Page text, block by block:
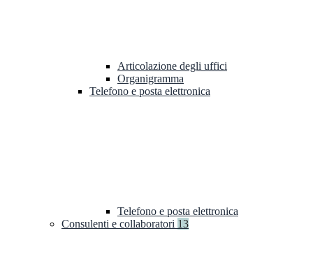
Articolazione degli uffici
Organigramma
Telefono e posta elettronica
Telefono e posta elettronica
Consulenti e collaboratori 13